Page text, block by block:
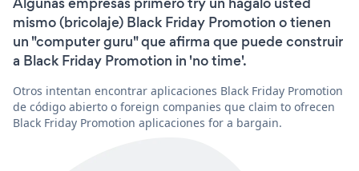
mismo (bricolaje) Black Friday Promotion o tienen
un "computer guru" que afirma que puede construir
a Black Friday Promotion in 'no time'.
Otros intentan encontrar aplicaciones Black Friday Promotion
de código abierto o foreign companies que claim to ofrecen
Black Friday Promotion aplicaciones for a bargain.